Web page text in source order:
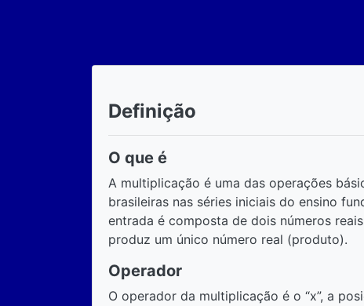
Definição
O que é
A multiplicação é uma das operações
brasileiras nas séries iniciais do ensino
entrada é composta de dois números
produz um único número real (produto).
Operador
O operador da multiplicação é o “x”, a